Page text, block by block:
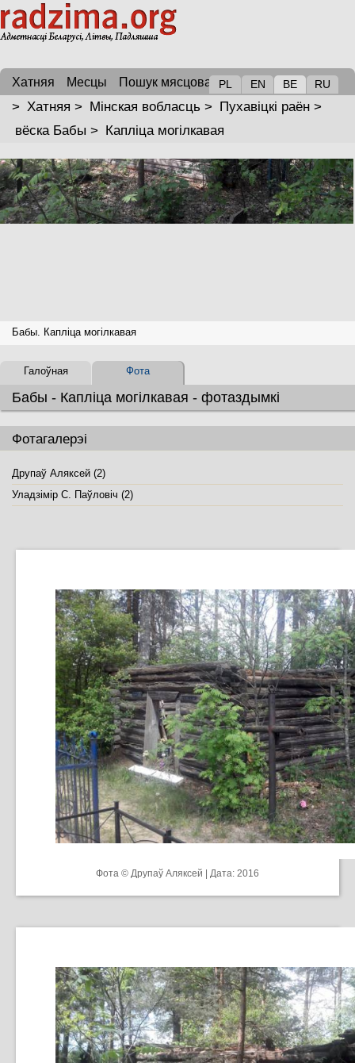
PL EN BE RU
Хатняя Месцы Пошук мясцовасці
> Хатняя > Мінская вобласць > Пухавіцкі раён >
вёска Бабы > Капліца могілкавая
Бабы. Капліца могілкавая
Бабы - Капліца могілкавая - фотаздымкі
Галоўная Фота
Фотагалерэі
Друпаў Аляксей (2)
Уладзімір С. Паўловіч (2)
Фота © Друпаў Аляксей | Дата: 2016